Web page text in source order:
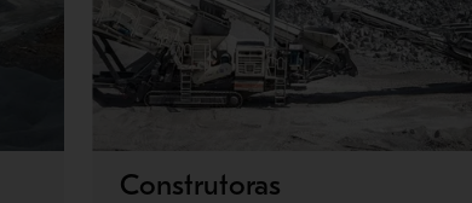
Construtoras